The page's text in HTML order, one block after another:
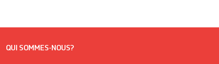
QUI SOMMES-NOUS?